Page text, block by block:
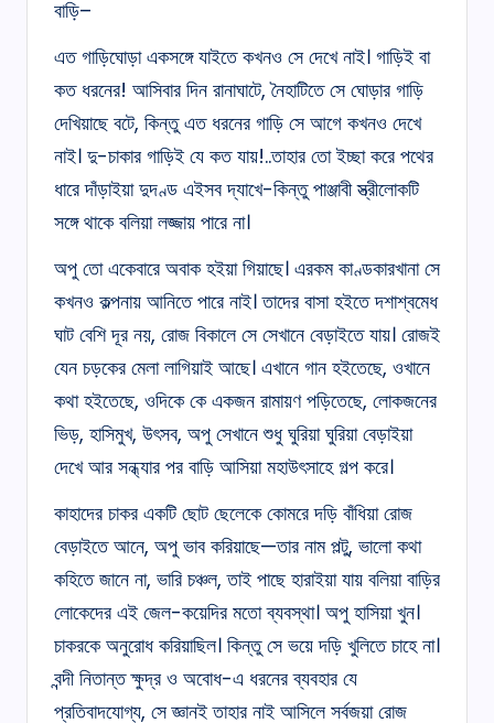
বাড়ি–
এত গাড়িঘোড়া একসঙ্গে যাইতে কখনও সে দেখে নাই। গাড়িই বা
কত ধরনের! আসিবার দিন রানাঘাটে, নৈহাটিতে সে ঘোড়ার গাড়ি
দেখিয়াছে বটে, কিন্তু এত ধরনের গাড়ি সে আগে কখনও দেখে
নাই। দু-চাকার গাড়িই যে কত যায়!..তাহার তো ইচ্ছা করে পথের
ধারে দাঁড়াইয়া দুদণ্ড এইসব দ্যাখে-কিন্তু পাঞ্জাবী স্ত্রীলোকটি
সঙ্গে থাকে বলিয়া লজ্জায় পারে না।
অপু তো একেবারে অবাক হইয়া গিয়াছে। এরকম কাণ্ডকারখানা সে
কখনও কল্পনায় আনিতে পারে নাই। তাদের বাসা হইতে দশাশ্বমেধ
ঘাট বেশি দূর নয়, রোজ বিকালে সে সেখানে বেড়াইতে যায়। রোজই
যেন চড়কের মেলা লাগিয়াই আছে। এখানে গান হইতেছে, ওখানে
কথা হইতেছে, ওদিকে কে একজন রামায়ণ পড়িতেছে, লোকজনের
ভিড়, হাসিমুখ, উৎসব, অপু সেখানে শুধু ঘুরিয়া ঘুরিয়া বেড়াইয়া
দেখে আর সন্ধ্যার পর বাড়ি আসিয়া মহাউৎসাহে গল্প করে।
কাহাদের চাকর একটি ছোট ছেলেকে কোমরে দড়ি বাঁধিয়া রোজ
বেড়াইতে আনে, অপু ভাব করিয়াছে—তার নাম পল্টু, ভালো কথা
কহিতে জানে না, ভারি চঞ্চল, তাই পাছে হারাইয়া যায় বলিয়া বাড়ির
লোকেদের এই জেল-কয়েদির মতো ব্যবস্থা। অপু হাসিয়া খুন।
চাকরকে অনুরোধ করিয়াছিল। কিন্তু সে ভয়ে দড়ি খুলিতে চাহে না।
বন্দী নিতান্ত ক্ষুদ্র ও অবোধ-এ ধরনের ব্যবহার যে
প্রতিবাদযোগ্য, সে জ্ঞানই তাহার নাই আসিলে সর্বজয়া রোজ